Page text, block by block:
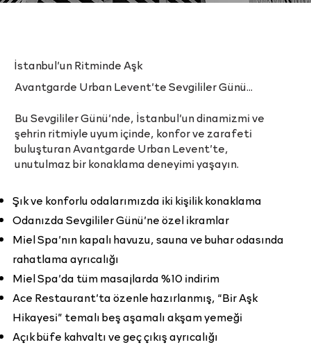
İstanbul’un Ritminde Aşk
Avantgarde Urban Levent’te Sevgililer Günü...
Bu Sevgililer Günü’nde, İstanbul’un dinamizmi ve
şehrin ritmiyle uyum içinde, konfor ve zarafeti
buluşturan Avantgarde Urban Levent’te,
unutulmaz bir konaklama deneyimi yaşayın.
Şık ve konforlu odalarımızda iki kişilik konaklama
Odanızda Sevgililer Günü’ne özel ikramlar
Miel Spa’nın kapalı havuzu, sauna ve buhar odasında
rahatlama ayrıcalığı
Miel Spa’da tüm masajlarda %10 indirim
Ace Restaurant’ta özenle hazırlanmış, “Bir Aşk
Hikayesi” temalı beş aşamalı akşam yemeği
Açık büfe kahvaltı ve geç çıkış ayrıcalığı